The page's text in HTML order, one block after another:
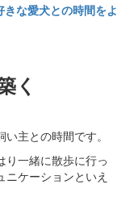
な愛犬との時間をよ
く
主との時間です。
り一緒に散歩に行っ
ケーションといえ